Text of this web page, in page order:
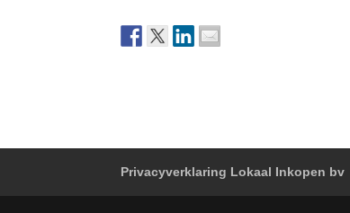
Privacyverklaring Lokaal Inkopen bv